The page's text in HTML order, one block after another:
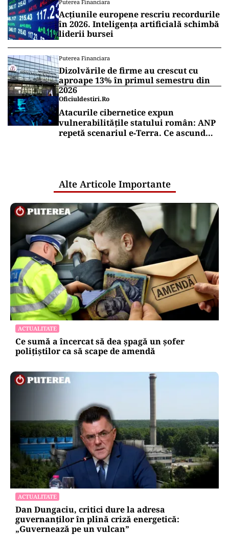
Puterea Financiara
Acțiunile europene rescriu recordurile
în 2026. Inteligența artificială schimbă
liderii bursei
Puterea Financiara
Dizolvările de firme au crescut cu
aproape 13% în primul semestru din
2026
Oficiuldestiri.ro
Atacurile cibernetice expun
vulnerabilitățile statului român: ANP
repetă scenariul e‑Terra. Ce ascund
Alte Articole Importante
ACTUALITATE
Ce sumă a încercat să dea șpagă un șofer
polițiștilor ca să scape de amendă
ACTUALITATE
Dan Dungaciu, critici dure la adresa
guvernanților în plină criză energetică:
„Guvernează pe un vulcan”